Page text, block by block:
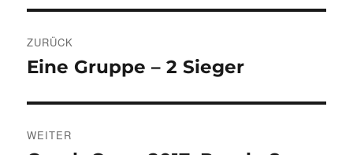
ZURÜCK
Vorheriger
Eine Gruppe – 2 Sieger
WEITER